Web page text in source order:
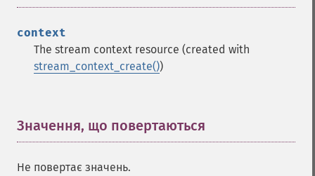
context
The stream context resource (created with
stream_context_create())
Значення, що повертаються
Не повертає значень.